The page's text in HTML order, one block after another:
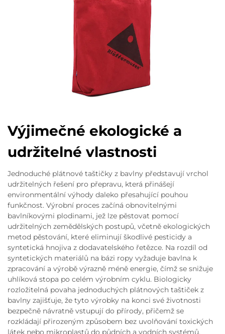
Výjimečné ekologické a
udržitelné vlastnosti
Jednoduché plátnové taštičky z bavlny představují vrchol
udržitelných řešení pro přepravu, která přinášejí
environmentální výhody daleko přesahující pouhou
funkčnost. Výrobní proces začíná obnovitelnými
bavlníkovými plodinami, jež lze pěstovat pomocí
udržitelných zemědělských postupů, včetně ekologických
metod pěstování, které eliminují škodlivé pesticidy a
syntetická hnojiva z dodavatelského řetězce. Na rozdíl od
syntetických materiálů na bázi ropy vyžaduje bavlna k
zpracování a výrobě výrazně méně energie, čímž se snižuje
uhlíková stopa po celém výrobním cyklu. Biologicky
rozložitelná povaha jednoduchých plátnových taštiček z
bavlny zajišťuje, že tyto výrobky na konci své životnosti
bezpečně návratně vstupují do přírody, přičemž se
rozkládají přirozeným způsobem bez uvolňování toxických
látek nebo mikroplastů do půdních a vodních systémů.